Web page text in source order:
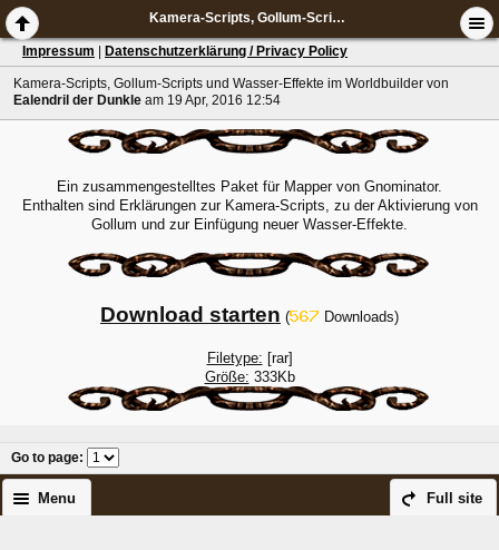
Kamera-Scripts, Gollum-Scripts und Wasser-Effekte im Worldbuilder
Impressum Datenschutzerklärung / Privacy Policy
Kamera-Scripts, Gollum-Scripts und Wasser-Effekte im Worldbuilder von
Ealendril der Dunkle am 19 Apr, 2016 12:54
Ein zusammengestelltes Paket für Mapper von Gnominator.
Enthalten sind Erklärungen zur Kamera-Scripts, zu der Aktivierung von
Gollum und zur Einfügung neuer Wasser-Effekte.
Download starten ( Downloads)
Filetype: [rar]
Größe: 333Kb
Go to page:
Full site
Menu